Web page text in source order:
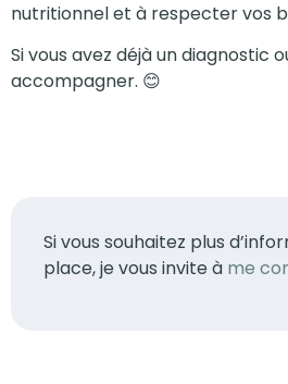
nutritionnel et à respecter vos
Si vous avez déjà un diagnostic
accompagner. 😊
Si vous souhaitez plus
place, je vous invite à me